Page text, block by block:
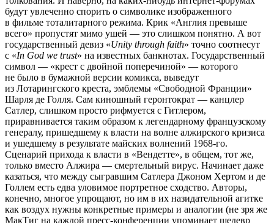
будут увлеченно спорить о символике изображенного
в фильме тоталитарного режима. Крик «Англия превыше
всего» пропустят мимо ушей — это слишком понятно. А вот
государственный девиз «Unity through faith» точно соотнесут
с «In God we trust» на известных банкнотах. Государственный
символ — «крест с двойной поперечиной» — которого
не было в бумажной версии комикса, выведут
из Лотарингского креста, эмблемы «Свободной Франции»
Шарля де Голля. Сам киношный геронтократ — канцлер
Сатлер, слишком просто рифмуется с Гитлером,
приравнивается таким образом к легендарному французскому
генералу, пришедшему к власти на волне алжирского кризиса
и ушедшему в результате майских волнений 1968-го.
Сценарий прихода к власти в «Вендетте», в общем, тот же,
только вместо Алжира — смертельный вирус. Начинает даже
казаться, что между сыгравшим Сатлера Джоном Хертом и де
Голлем есть едва уловимое портретное сходство. Авторы,
конечно, многое упрощают, но им в их назидательной агитке
как воздух нужны конкретные примеры и аналогии (не зря же
МакТиг на каждой пресс-конференции упоминает шедевр